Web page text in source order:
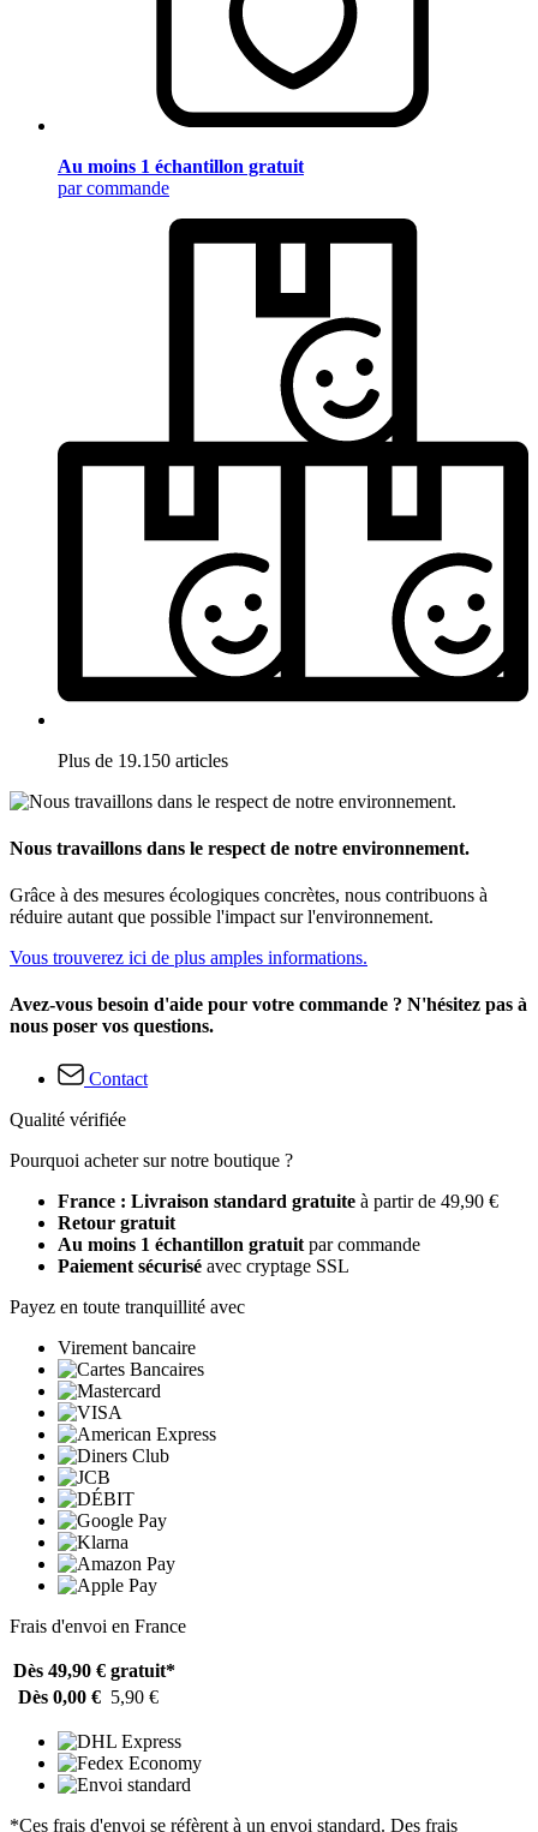
Au moins 1 échantillon gratuit
par commande
Plus de 19.150 articles
Nous travaillons dans le respect de notre environnement.
Grâce à des mesures écologiques concrètes, nous contribuons à
réduire autant que possible l'impact sur l'environnement.
Vous trouverez ici de plus amples informations.
Avez-vous besoin d'aide pour votre commande ? N'hésitez pas à
nous poser vos questions.
Contact
Qualité vérifiée
Pourquoi acheter sur notre boutique ?
France : Livraison standard gratuite à partir de 49,90 €
Retour gratuit
Au moins 1 échantillon gratuit par commande
Paiement sécurisé avec cryptage SSL
Payez en toute tranquillité avec
Virement bancaire
Frais d'envoi en France
Dès 49,90 € gratuit*
Dès 0,00 € 5,90 €
*Ces frais d'envoi se réfèrent à un envoi standard. Des frais